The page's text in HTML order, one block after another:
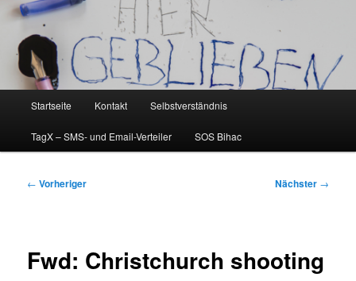
Startseite Kontakt Selbstverständnis
TagX – SMS- und Email-Verteiler SOS Bihac
Beitragsnavigation
← Vorheriger Nächster →
Fwd: Christchurch shooting